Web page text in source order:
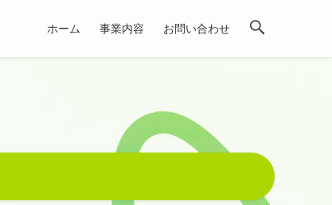
ホーム 事業内容 お問い合わせ